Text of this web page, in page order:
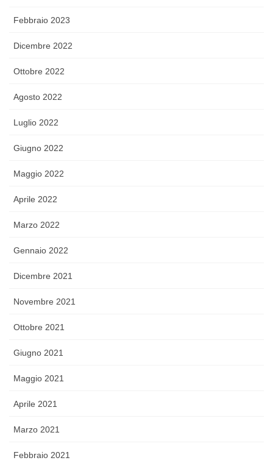
Febbraio 2023
Dicembre 2022
Ottobre 2022
Agosto 2022
Luglio 2022
Giugno 2022
Maggio 2022
Aprile 2022
Marzo 2022
Gennaio 2022
Dicembre 2021
Novembre 2021
Ottobre 2021
Giugno 2021
Maggio 2021
Aprile 2021
Marzo 2021
Febbraio 2021